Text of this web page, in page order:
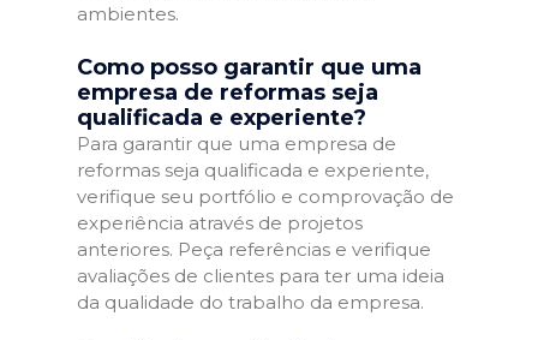
ambientes.
Como posso garantir que uma
empresa de reformas seja
qualificada e experiente?
Para garantir que uma empresa de
reformas seja qualificada e experiente,
verifique seu portfólio e comprovação de
experiência através de projetos
anteriores. Peça referências e verifique
avaliações de clientes para ter uma ideia
da qualidade do trabalho da empresa.